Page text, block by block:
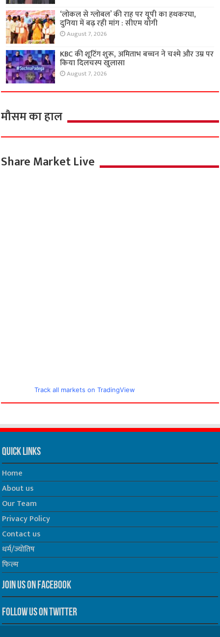
‘लोकल से ग्लोबल’ की राह पर यूपी का हथकरघा,
दुनिया में बढ़ रही मांग : सीएम योगी
August 7, 2026
KBC की शूटिंग शुरू, अमिताभ बच्चन ने चश्मे और उम्र पर
किया दिलचस्प खुलासा
August 7, 2026
मौसम का हाल
Share Market Live
Track all markets on TradingView
Quick Links
Home
About us
Our Team
Privacy Policy
Contact us
धर्म/ज्योतिष
फिल्म
Join us on Facebook
Follow us on Twitter